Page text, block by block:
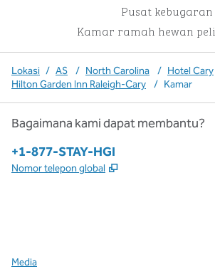
Pusat kebugaran
Kamar ramah hewan
Lokasi / AS / North Carolina / Hotel Cary
Hilton Garden Inn Raleigh-Cary
/ Kamar
Bagaimana kami dapat membantu?
Telepon:
+1-877-STAY-HGI
Nomor telepon global ,
Media